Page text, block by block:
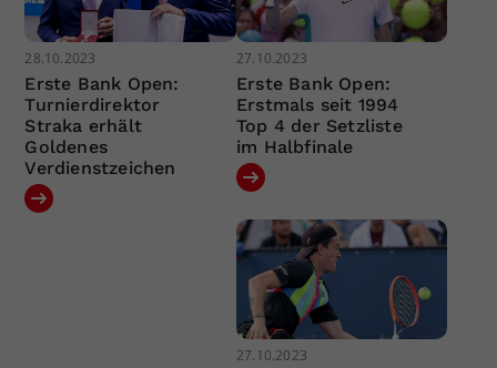
28.10.2023
Erste Bank Open:
Turnierdirektor
Straka erhält
Goldenes
Verdienstzeichen
27.10.2023
Erste Bank Open:
Erstmals seit 1994
Top 4 der Setzliste
im Halbfinale
27.10.2023